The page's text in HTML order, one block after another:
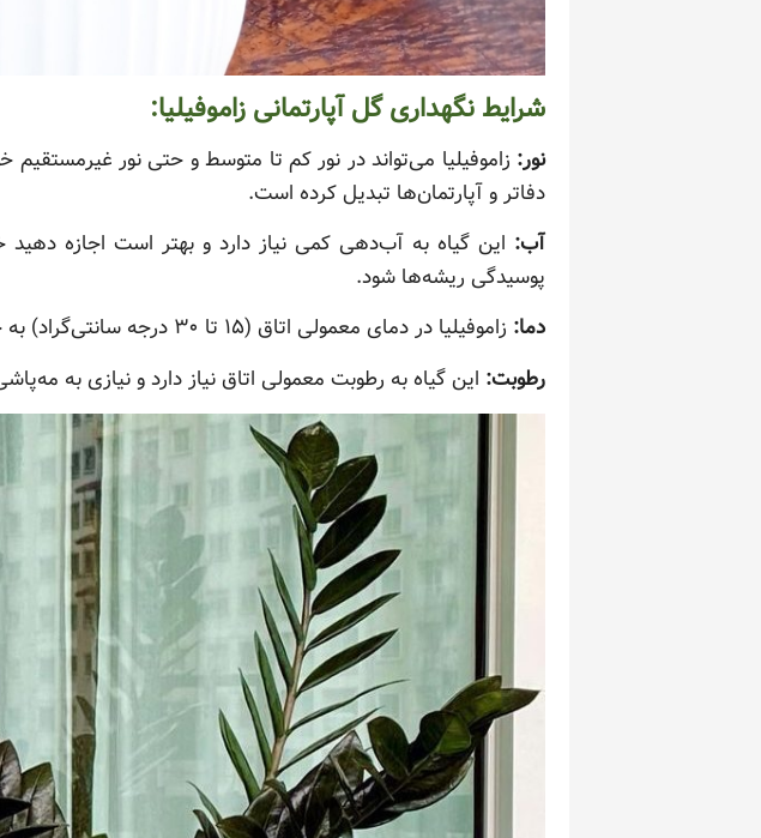
شرایط نگهداری گل آپارتمانی زاموفیلیا:
نور: زاموفیلیا می‌تواند در نور کم تا متوسط و حتی نور
دفاتر و آپارتمان‌ها تبدیل کرده است.
آب: این گیاه به آب‌دهی کمی نیاز دارد و بهتر است اجازه
پوسیدگی ریشه‌ها شود.
دما: زاموفیلیا در دمای معمولی اتاق (۱۵ تا ۳۰ درجه سانتی‌گراد) به خوبی رشد می‌کند و نسبت به تغییرات دمایی مقاوم است.
رطوبت: این گیاه به رطوبت معمولی اتاق نیاز دارد و نیازی به